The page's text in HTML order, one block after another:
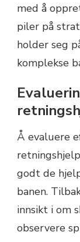
med å
piler på
holder seg
komplekse
Å evaluere
godt de
banen.
innsikt i om
observere